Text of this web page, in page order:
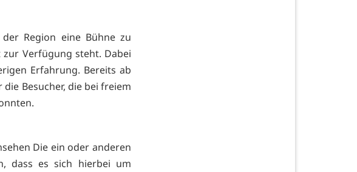
Region eine Bühne zu
Verfügung steht. Dabei
Erfahrung. Bereits ab
Besucher, die bei freiem
Die ein oder anderen
dass es sich hierbei um